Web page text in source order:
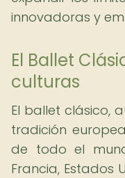
innovadoras y
El Ballet
culturas
El ballet clásico,
tradición
de todo el
Francia, Estados